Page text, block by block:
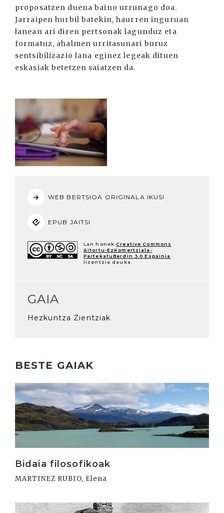
proposatzen duena baino urrunago doa.
Jarraipen hurbil batekin, haurren inguruan
lanean ari diren pertsonak lagunduz eta
formatuz, ahalmen urritasunari buruz
sentsibilizazio lana eginez legeak dituen
eskasiak betetzen saiatzen da.
WEB BERTSIOA ORIGINALA IKUSI
EPUB JAITSI
Lan honek Creative Commons
Aitortu-EzKomertziala-
PartekatuBerdin 3.0 Espainia
lizentzia dauka.
GAIA
Hezkuntza Zientziak
BESTE GAIAK
Bidaia filosofikoak
MARTINEZ RUBIO, Elena
Irakurri
Irakurri